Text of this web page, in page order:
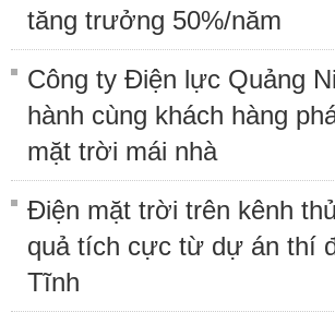
tăng trưởng 50%/năm
Công ty Điện lực Quảng
hành cùng khách hàng
mặt trời mái nhà
Điện mặt trời trên kênh
quả tích cực từ dự án thí
Tĩnh